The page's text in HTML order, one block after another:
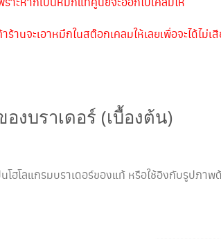
จะเอาหมึกในสต๊อกเคลมให้เลยเพื่อจะได้ไม่เ
งบราเดอร์ (เบื้องต้น)
ฮโลแกรมบราเดอร์ของแท้ หรือใช้อิงกับรูปภาพ